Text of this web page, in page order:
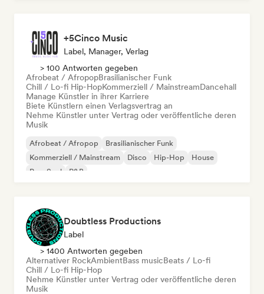
+5Cinco Music
Label, Manager, Verlag
> 100 Antworten gegeben
Afrobeat / AfropopBrasilianischer Funk
Chill / Lo-fi Hip-HopKommerziell / MainstreamDancehall
Manage Künstler in ihrer Karriere
Biete Künstlern einen Verlagsvertrag an
Nehme Künstler unter Vertrag oder veröffentliche deren
Musik
Afrobeat / Afropop
Brasilianischer Funk
Kommerziell / Mainstream
Disco Hip-Hop
House
Pop-Soul
R&B
Doubtless Productions
Label
> 1400 Antworten gegeben
Alternativer RockAmbientBass musicBeats / Lo-fi
Chill / Lo-fi Hip-Hop
Nehme Künstler unter Vertrag oder veröffentliche deren
Musik